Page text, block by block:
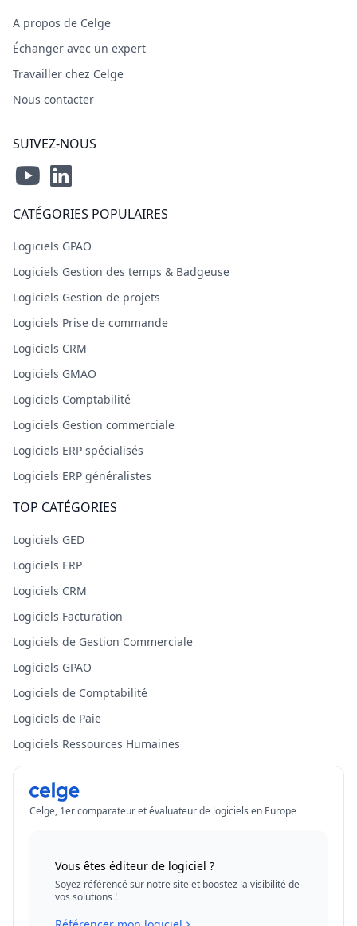
A propos de Celge
Échanger avec un expert
Travailler chez Celge
Nous contacter
SUIVEZ-NOUS
CATÉGORIES POPULAIRES
Logiciels GPAO
Logiciels Gestion des temps & Badgeuse
Logiciels Gestion de projets
Logiciels Prise de commande
Logiciels CRM
Logiciels GMAO
Logiciels Comptabilité
Logiciels Gestion commerciale
Logiciels ERP spécialisés
Logiciels ERP généralistes
TOP CATÉGORIES
Logiciels GED
Logiciels ERP
Logiciels CRM
Logiciels Facturation
Logiciels de Gestion Commerciale
Logiciels GPAO
Logiciels de Comptabilité
Logiciels de Paie
Logiciels Ressources Humaines
Celge, 1er comparateur et évaluateur de logiciels en Europe
Vous êtes éditeur de logiciel ?
Soyez référencé sur notre site et boostez la visibilité de
vos solutions !